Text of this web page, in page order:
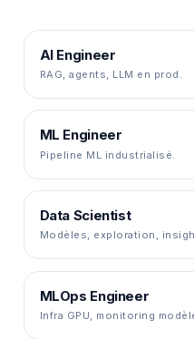
AI Engineer
RAG, agents, LLM en prod.
ML Engineer
Pipeline ML industrialisé.
Data Scientist
Modèles, exploration,
MLOps Engineer
Infra GPU, monitoring